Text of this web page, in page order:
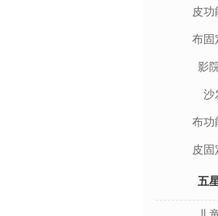
皮
布固
影
沙
布功
皮
五